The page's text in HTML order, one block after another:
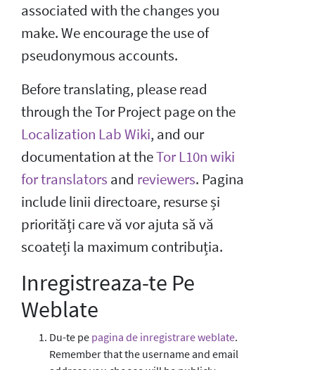
associated with the changes you
make. We encourage the use of
pseudonymous accounts.
Before translating, please read
through the Tor Project page on the
Localization Lab Wiki, and our
documentation at theTor L10n wiki
for translators and reviewers. Pagina
include linii directoare, resurse și
priorități care vă vor ajuta să vă
scoateți la maximum contribuția.
Inregistreaza-te Pe
Weblate
Du-te pe pagina de inregistrare weblate.
Remember that the username and email